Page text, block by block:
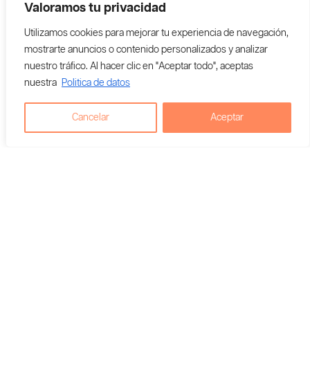
Valoramos tu privacidad
Utilizamos cookies para mejorar tu experiencia de navegación,
mostrarte anuncios o contenido personalizados y analizar
nuestro tráfico. Al hacer clic en "Aceptar todo", aceptas
nuestra Politica de datos
Cancelar Aceptar